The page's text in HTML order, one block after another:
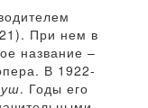
При нем в
название –
В 1922-
. Годы его